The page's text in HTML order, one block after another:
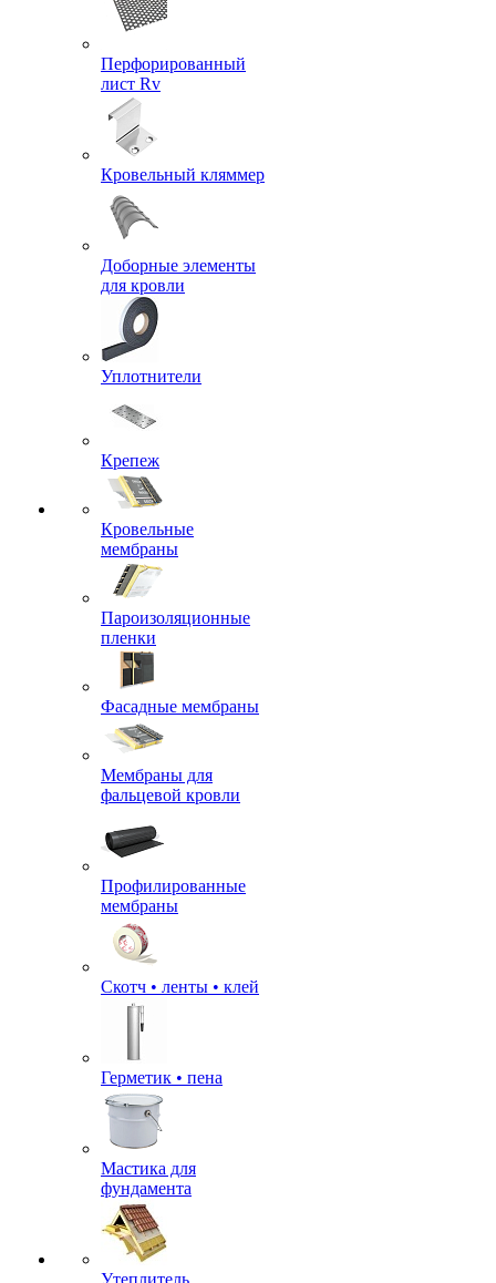
Перфорированный
лист Rv
Кровельный кляммер
Доборные элементы
для кровли
Уплотнители
Крепеж
Кровельные
мембраны
Пароизоляционные
пленки
Фасадные мембраны
Мембраны для
фальцевой кровли
Профилированные
мембраны
Скотч • ленты • клей
Герметик • пена
Мастика для
фундамента
Утеплитель